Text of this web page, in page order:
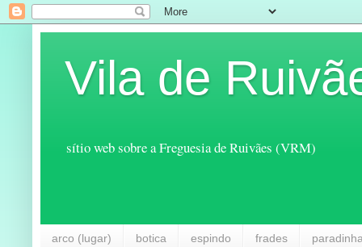
Vila de
sítio web sobre a Freguesia de Ruivães (VRM)
arco (lugar) botica espindo frades